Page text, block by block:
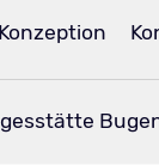
Konzeption